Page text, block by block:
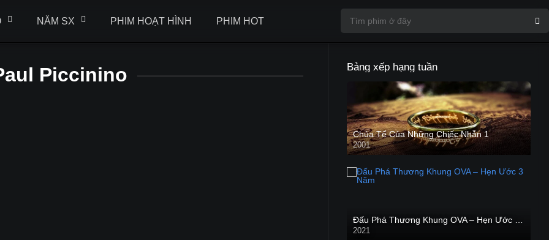
NĂM SX PHIM HOẠT HÌNH PHIM HOT
Piccinino Bảng xếp hạng tuần
Chúa Tể Của Những Chiếc Nhẫn 1
2001
2021